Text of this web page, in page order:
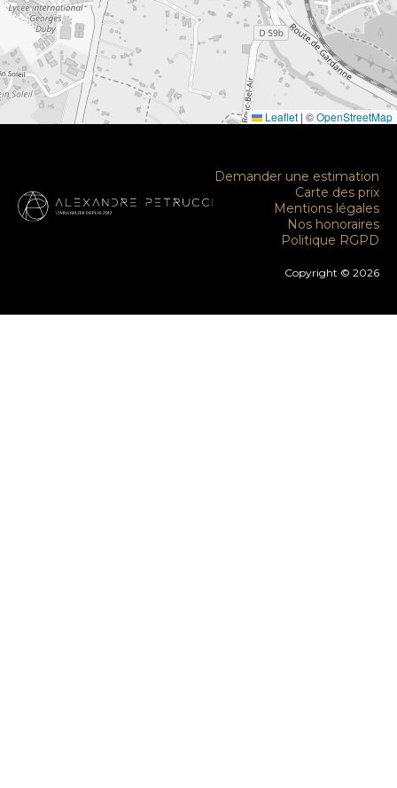
Leaflet | ©OpenStreetMap
Demander une estimation
Carte des prix
Mentions légales
Nos honoraires
Politique RGPD
Copyright © 2026